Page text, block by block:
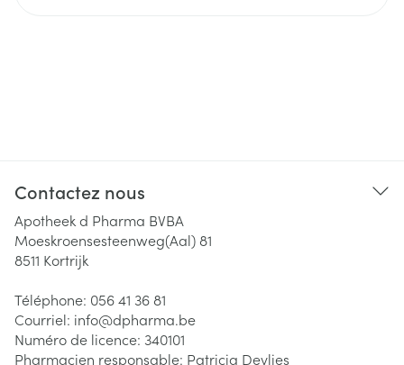
Contactez nous
Apotheek d Pharma BVBA
Moeskroensesteenweg(Aal) 81
8511 Kortrijk
Téléphone: 056 41 36 81
Courriel: info@dpharma.be
Numéro de licence: 340101
Pharmacien responsable: Patricia Devlies